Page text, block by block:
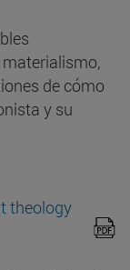
de cómo
y su
theology